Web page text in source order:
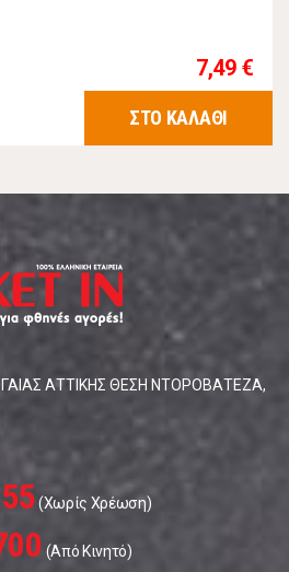
7,49 €
ΣΤΟ ΚΑΛΑΘΙ
ΑΤΤΙΚΗΣ ΘΕΣΗ ΝΤΟΡΟΒΑΤΕΖΑ,
(Χωρίς Χρέωση)
(Από Κινητό)